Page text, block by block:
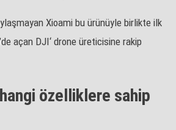
Xioami bu ürünüyle birlikte ilk
açan DJI‘ drone üreticisine rakip
özelliklere sahip